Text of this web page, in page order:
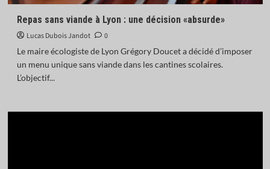
Repas sans viande à Lyon : une décision «absurde»
Lucas Dubois Jandot
0
Le maire écologiste de Lyon Grégory Doucet a décidé d’imposer
un menu unique sans viande dans les cantines scolaires.
L’objectif...